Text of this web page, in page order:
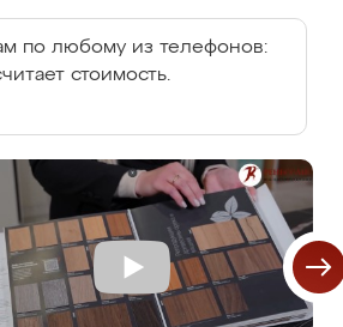
по любому из телефонов:
стоимость.